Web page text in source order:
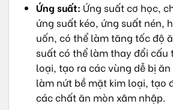
Ứng suất: Ứng suất cơ học,
ứng suất kéo, ứng suất nén,
uốn, có thể làm tăng tốc độ
suất có thể làm thay đổi cấu
loại, tạo ra các vùng dễ bị
làm nứt bề mặt kim loại, tạo
các chất ăn mòn xâm nhập.